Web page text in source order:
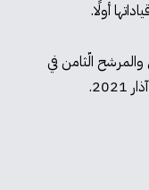
أولًا.
الّثامن في